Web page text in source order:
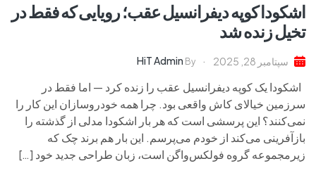
اشکودا کوپه دیفرانسیل عقب؛ رویایی که فقط در
تخیل زنده شد
سپتامبر 28, 2025 By
HiT Admin
اشکودا یک کوپه دیفرانسیل عقب را زنده کرد — اما فقط در
سرزمین خیالای کاش واقعی بود. چرا همه خودروسازان این کار را
نمی‌کنند؟ این پرسشی است که هر بار اشکودا مدلی از گذشته را
بازآفرینی می‌کند از خودم می‌پرسم. این بار هم برند چک که
زیرمجموعه گروه فولکس‌واگن است، زبان طراحی جدید خود […]